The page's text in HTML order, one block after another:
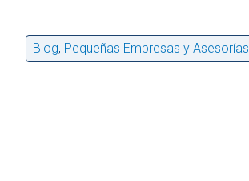
Blog, Pequeñas Empresas y Asesorías